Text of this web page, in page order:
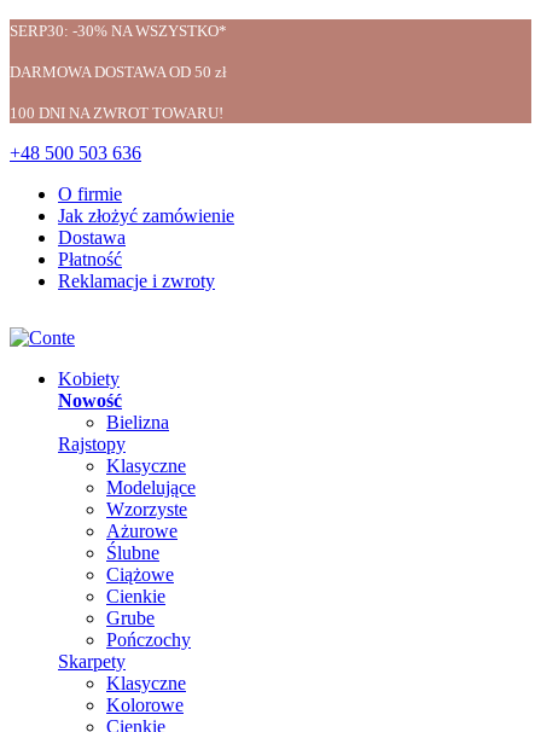
SERP30: -30% NA WSZYSTKO*
DARMOWA DOSTAWA OD 50 zł
100 DNI NA ZWROT TOWARU!
+48 500 503 636
O firmie
Jak złożyć zamówienie
Dostawa
Płatność
Reklamacje i zwroty
Kobiety
Nowość
Bielizna
Rajstopy
Klasyczne
Modelujące
Wzorzyste
Ażurowe
Ślubne
Ciążowe
Cienkie
Grube
Pończochy
Skarpety
Klasyczne
Kolorowe
Cienkie